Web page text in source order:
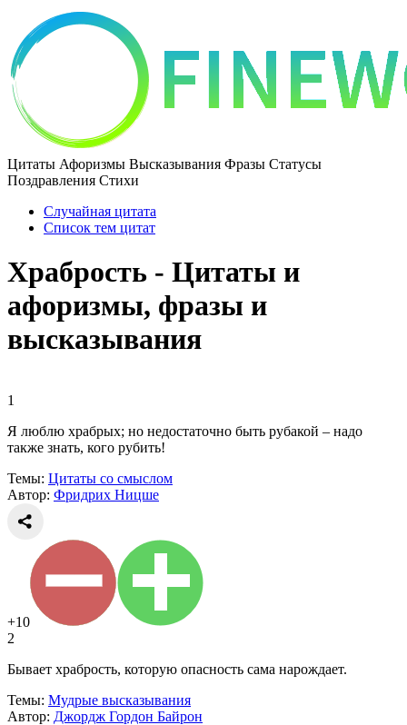
Цитаты Афоризмы Высказывания Фразы Статусы
Поздравления Стихи
Случайная цитата
Список тем цитат
Храбрость - Цитаты и
афоризмы, фразы и
высказывания
1
Я люблю храбрых; но недостаточно быть рубакой – надо
также знать, кого рубить!
Темы: Цитаты со смыслом
Автор: Фридрих Ницше
+10
2
Бывает храбрость, которую опасность сама нарождает.
Темы: Мудрые высказывания
Автор: Джордж Гордон Байрон